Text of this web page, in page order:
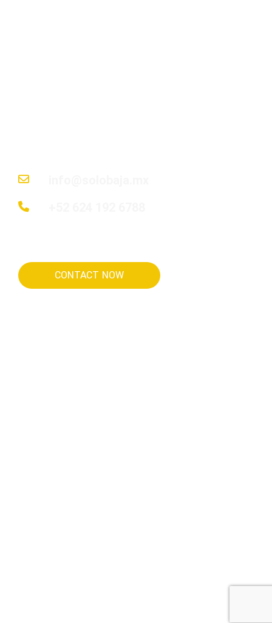
CONTACT NOW